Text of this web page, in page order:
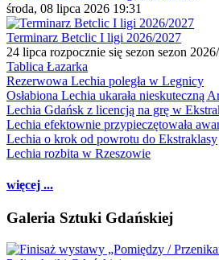
środa, 08 lipca 2026 19:31
Terminarz Betclic I ligi 2026/2027
24 lipca rozpocznie się sezon sezon
Tablica Łazarka
Rezerwowa Lechia poległa w Legnicy
Osłabiona Lechia ukarała nieskuteczną
Lechia Gdańsk z licencją na grę w
Lechia efektownie przypieczętowała
Lechia o krok od powrotu do Ekstraklasy
Lechia rozbita w Rzeszowie
więcej ...
Galeria Sztuki Gdańskiej